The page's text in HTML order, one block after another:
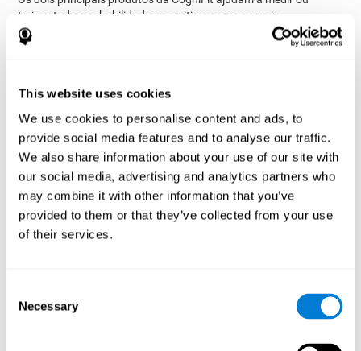
This website uses cookies
We use cookies to personalise content and ads, to
provide social media features and to analyse our traffic.
We also share information about your use of our site with
our social media, advertising and analytics partners who
may combine it with other information that you’ve
provided to them or that they’ve collected from your use
of their services.
Selection
Necessary
treinar todas as habilidades cognitivas com as quais
trabalhamos com
permite criar um perfil completo do estado cognitivo
Avaliação Geral (CAB, mas a CogniFit também oferece
testes de avaliação mais específicos: para Parkinson,
Depressão, Dislexia, TDAH e outros. No início de cada tarefa,
o que o participante deve fazer será explicado de forma
interativa.
Treinos : Commais de 30 jogos de treino, é possível
estimular todas as habilidades cognitivas
disso, a CogniFit também oferece treinos para patologias
específicas. Os jogos incluem uma explicação interactiva
funcionam. Cada sessão de treino dura aproximadamente